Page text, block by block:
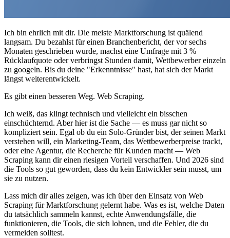
Ich bin ehrlich mit dir. Die meiste Marktforschung ist quälend
langsam. Du bezahlst für einen Branchenbericht, der vor sechs
Monaten geschrieben wurde, machst eine Umfrage mit 3 %
Rücklaufquote oder verbringst Stunden damit, Wettbewerber einzeln
zu googeln. Bis du deine "Erkenntnisse" hast, hat sich der Markt
längst weiterentwickelt.
Es gibt einen besseren Weg. Web Scraping.
Ich weiß, das klingt technisch und vielleicht ein bisschen
einschüchternd. Aber hier ist die Sache — es muss gar nicht so
kompliziert sein. Egal ob du ein Solo-Gründer bist, der seinen Markt
verstehen will, ein Marketing-Team, das Wettbewerberpreise trackt,
oder eine Agentur, die Recherche für Kunden macht — Web
Scraping kann dir einen riesigen Vorteil verschaffen. Und 2026 sind
die Tools so gut geworden, dass du kein Entwickler sein musst, um
sie zu nutzen.
Lass mich dir alles zeigen, was ich über den Einsatz von Web
Scraping für Marktforschung gelernt habe. Was es ist, welche Daten
du tatsächlich sammeln kannst, echte Anwendungsfälle, die
funktionieren, die Tools, die sich lohnen, und die Fehler, die du
vermeiden solltest.